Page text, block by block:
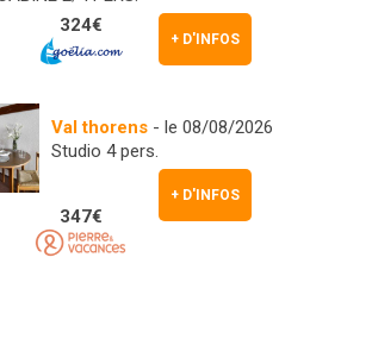
+ D'INFOS
324€
Val thorens- le 08/08/2026
Studio 4 pers.
+ D'INFOS
347€